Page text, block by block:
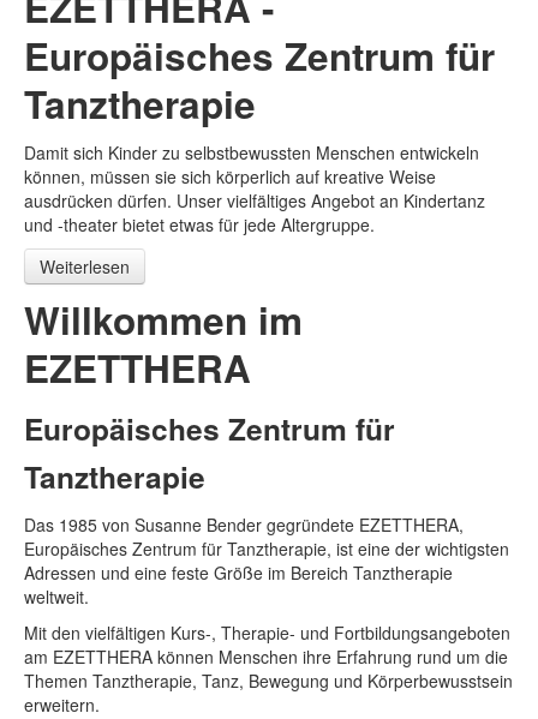
Europäisches Zentrum für
Tanztherapie
Damit sich Kinder zu selbstbewussten Menschen entwickeln
können, müssen sie sich körperlich auf kreative Weise
ausdrücken dürfen. Unser vielfältiges Angebot an Kindertanz
und -theater bietet etwas für jede Altergruppe.
Weiterlesen
Willkommen im
EZETTHERA
Europäisches Zentrum für
Tanztherapie
Das 1985 von Susanne Bender gegründete EZETTHERA,
Europäisches Zentrum für Tanztherapie, ist eine der wichtigsten
Adressen und eine feste Größe im Bereich Tanztherapie
weltweit.
Mit den vielfältigen Kurs-, Therapie- und Fortbildungsangeboten
am EZETTHERA können Menschen ihre Erfahrung rund um die
Themen Tanztherapie, Tanz, Bewegung und Körperbewusstsein
erweitern.